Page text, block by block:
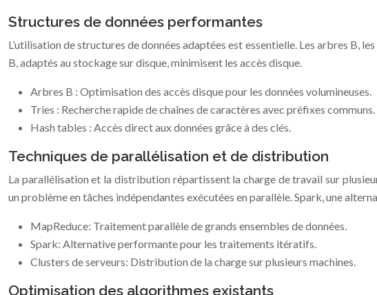
Structures de données performantes
L’utilisation de structures de données adaptées est essentielle. Les arbres B,
B, adaptés au stockage sur disque, minimisent les accès disque.
Arbres B : Optimisation des accès disque pour les données volumineuses.
Tries : Recherche rapide de chaînes de caractères avec préfixes communs.
Hash tables : Accès direct aux données grâce à des clés.
Techniques de parallélisation et de distribution
La parallélisation et la distribution répartissent la charge de travail sur
un problème en tâches indépendantes exécutées en parallèle. Spark, une
MapReduce: Traitement parallèle de grands ensembles de données.
Spark: Alternative performante pour les traitements itératifs.
Clusters de serveurs: Distribution de la charge sur plusieurs machines.
Optimisation des algorithmes existants